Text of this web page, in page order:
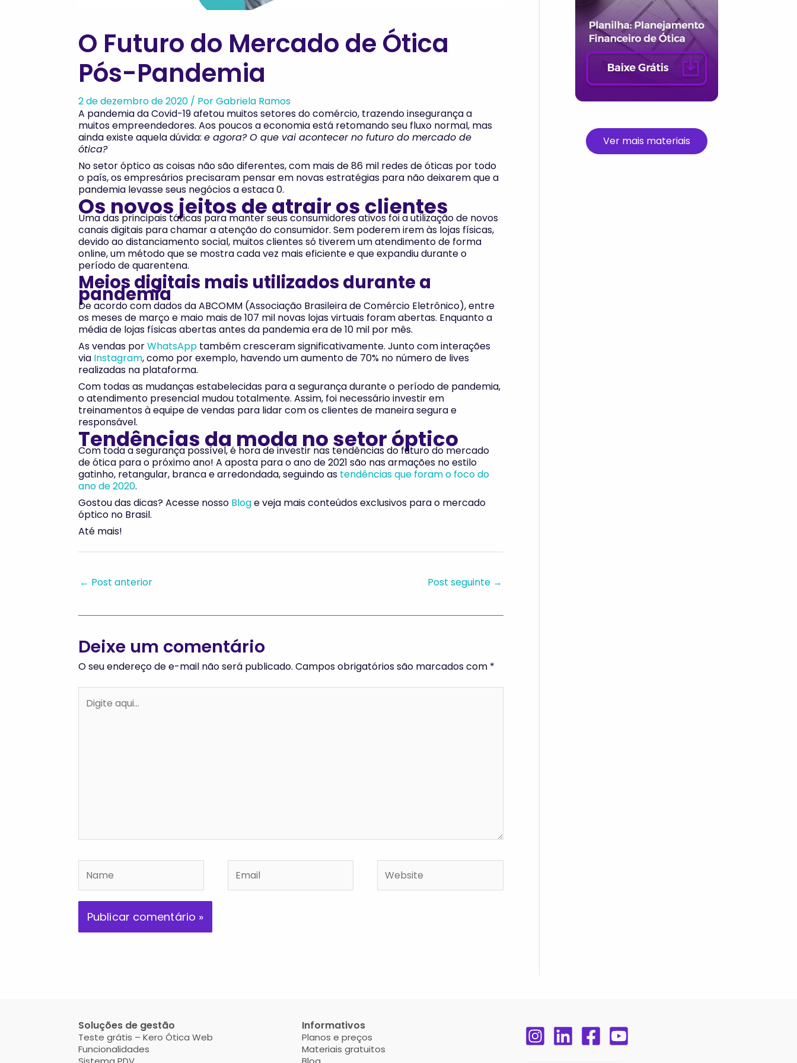
O Futuro do Mercado de Ótica
Pós-Pandemia
2 de dezembro de 2020 / PorGabriela Ramos
A pandemia da Covid-19 afetou muitos setores do comércio, trazendo insegurança a
muitos empreendedores. Aos poucos a economia está retomando seu fluxo normal, mas
ainda existe aquela dúvida: e agora? O que vai acontecer no futuro do mercado de
ótica?
No setor óptico as coisas não são diferentes, com mais de 86 mil redes de óticas por todo
o país, os empresários precisaram pensar em novas estratégias para não deixarem que a
pandemia levasse seus negócios a estaca 0.
Os novos jeitos de atrair os clientes
Uma das principais táticas para manter seus consumidores ativos foi a utilização de novos
canais digitais para chamar a atenção do consumidor. Sem poderem irem às lojas físicas,
devido ao distanciamento social, muitos clientes só tiverem um atendimento de forma
online, um método que se mostra cada vez mais eficiente e que expandiu durante o
período de quarentena.
Meios digitais mais utilizados durante a
pandemia
De acordo com dados da ABCOMM (Associação Brasileira de Comércio Eletrônico), entre
os meses de março e maio mais de 107 mil novas lojas virtuais foram abertas. Enquanto a
média de lojas físicas abertas antes da pandemia era de 10 mil por mês.
As vendas porWhatsApp também cresceram significativamente. Junto com interações
via Instagram, como por exemplo, havendo um aumento de 70% no número de lives
realizadas na plataforma.
Com todas as mudanças estabelecidas para a segurança durante o período de pandemia,
o atendimento presencial mudou totalmente. Assim, foi necessário investir em
treinamentos à equipe de vendas para lidar com os clientes de maneira segura e
responsável.
Tendências da moda no setor óptico
Com toda a segurança possível, é hora de investir nas tendências do futuro do mercado
de ótica para o próximo ano! A aposta para o ano de 2021 são nas armações no estilo
gatinho, retangular, branca e arredondada, seguindo as tendências que foram o foco do
ano de 2020.
Gostou das dicas? Acesse nosso Bloge veja mais conteúdos exclusivos para o mercado
óptico no Brasil.
Até mais!
← Post anterior Post seguinte →
Deixe um comentário
O seu endereço de e-mail não será publicado. Campos obrigatórios são marcados com *
Digite
aqui...
Name Email Website
Ver mais materiais
Soluções de gestão
Teste grátis – Kero Ótica Web
Funcionalidades
Informativos
Planos e preços
Materiais gratuitos